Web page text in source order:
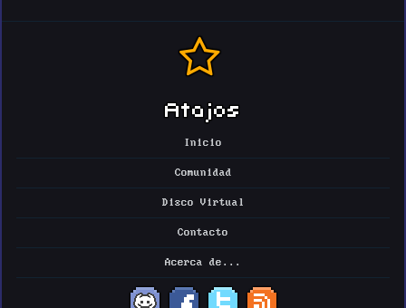
Atajos
Inicio
Comunidad
Disco Virtual
Contacto
Acerca de...